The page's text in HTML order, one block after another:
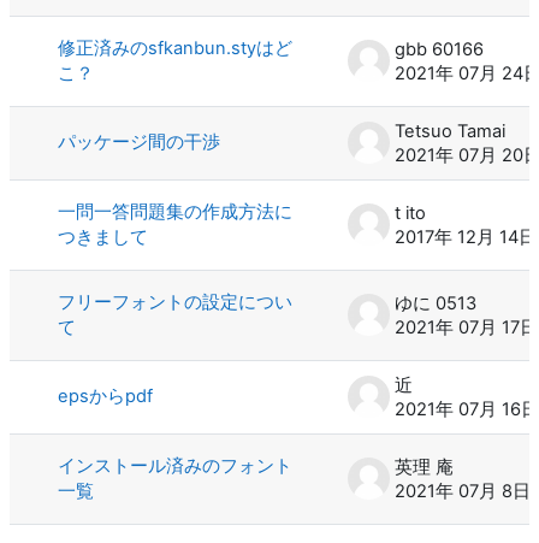
修正済みのsfkanbun.styはど
こ？
gbb 60166
2021年 07月 24
パッケージ間の干渉
Tetsuo Tamai
2021年 07月 20
一問一答問題集の作成方法に
つきまして
t ito
2017年 12月 14日
フリーフォントの設定につい
て
ゆに 0513
2021年 07月 17日
epsからpdf
近
2021年 07月 16日
インストール済みのフォント
一覧
英理 庵
2021年 07月 8日